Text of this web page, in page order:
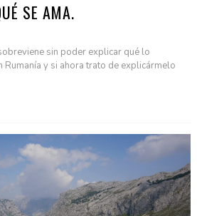
SE AMA.
sin poder explicar qué lo
Rumanía y si ahora trato de explicármelo